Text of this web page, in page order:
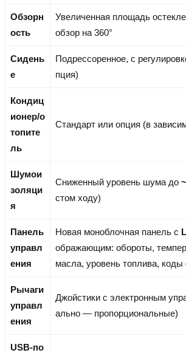
Обзорн
ость
Увеличенная площадь
обзор на 360°
Сидень
е
Подрессоренное, с
пция)
Кондиц
ионер/о
топите
ль
Стандарт или опция (в
Шумои
золяци
я
Сниженный уровень шума до
стом ходу)
Панель
управл
ения
Новая моноблочная панель с
ображающим: обороты,
масла, уровень топлива,
Рычаги
управл
ения
Джойстики с электронным
ально — пропорциональные)
USB-по